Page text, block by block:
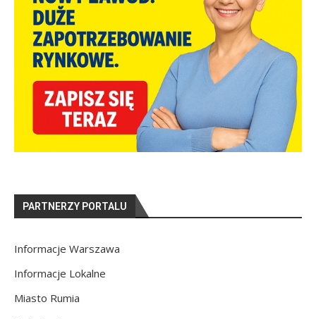
PARTNERZY PORTALU
Informacje Warszawa
Informacje Lokalne
Miasto Rumia